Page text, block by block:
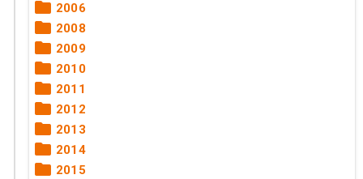
2006
2008
2009
2010
2011
2012
2013
2014
2015